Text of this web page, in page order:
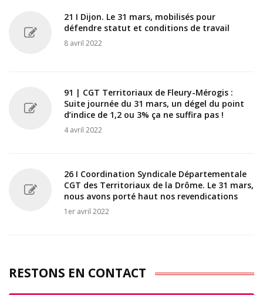
21 I Dijon. Le 31 mars, mobilisés pour
défendre statut et conditions de travail
8 avril 2022
91 | CGT Territoriaux de Fleury-Mérogis :
Suite journée du 31 mars, un dégel du point
d’indice de 1,2 ou 3% ça ne suffira pas !
4 avril 2022
26 I Coordination Syndicale Départementale
CGT des Territoriaux de la Drôme. Le 31 mars,
nous avons porté haut nos revendications
1er avril 2022
RESTONS EN CONTACT